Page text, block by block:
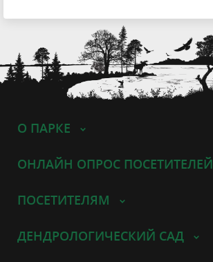
О ПАРКЕ
ОНЛАЙН ОПРОС ПОСЕТИТЕЛЕЙ
ПОСЕТИТЕЛЯМ
ДЕНДРОЛОГИЧЕСКИЙ САД